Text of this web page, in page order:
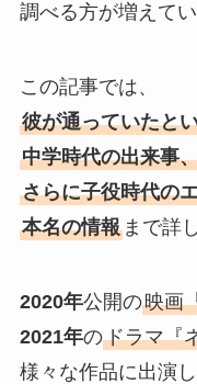
調べる方が増えてい
この記事では、
彼が通っていたと
中学時代の出来事
さらに子役時代の
本名の情報まで詳
2020年公開の映画
2021年のドラマ『
様々な作品に出演